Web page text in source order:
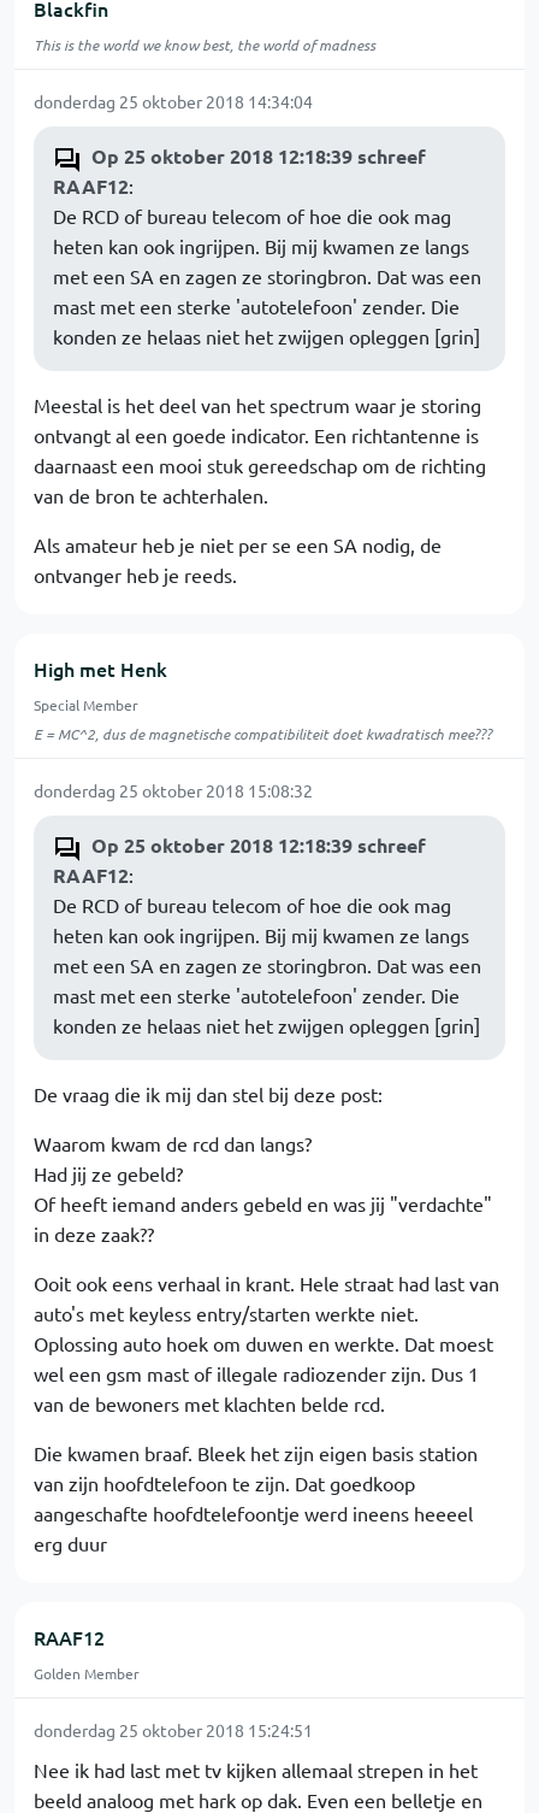
Blackfin
This is the world we know best, the world of madness
donderdag 25 oktober 2018 14:34:04
Op 25 oktober 2018 12:18:39 schreef
RAAF12:
De RCD of bureau telecom of hoe die ook mag
heten kan ook ingrijpen. Bij mij kwamen ze langs
met een SA en zagen ze storingbron. Dat was een
mast met een sterke 'autotelefoon' zender. Die
konden ze helaas niet het zwijgen opleggen [grin]
Meestal is het deel van het spectrum waar je storing
ontvangt al een goede indicator. Een richtantenne is
daarnaast een mooi stuk gereedschap om de richting
van de bron te achterhalen.
Als amateur heb je niet per se een SA nodig, de
ontvanger heb je reeds.
High met Henk
Special Member
E = MC^2, dus de magnetische compatibiliteit doet kwadratisch mee???
donderdag 25 oktober 2018 15:08:32
Op 25 oktober 2018 12:18:39 schreef
RAAF12:
De RCD of bureau telecom of hoe die ook mag
heten kan ook ingrijpen. Bij mij kwamen ze langs
met een SA en zagen ze storingbron. Dat was een
mast met een sterke 'autotelefoon' zender. Die
konden ze helaas niet het zwijgen opleggen [grin]
De vraag die ik mij dan stel bij deze post:
Waarom kwam de rcd dan langs?
Had jij ze gebeld?
Of heeft iemand anders gebeld en was jij "verdachte"
in deze zaak??
Ooit ook eens verhaal in krant. Hele straat had last van
auto's met keyless entry/starten werkte niet.
Oplossing auto hoek om duwen en werkte. Dat moest
wel een gsm mast of illegale radiozender zijn. Dus 1
van de bewoners met klachten belde rcd.
Die kwamen braaf. Bleek het zijn eigen basis station
van zijn hoofdtelefoon te zijn. Dat goedkoop
aangeschafte hoofdtelefoontje werd ineens heeeel
erg duur
RAAF12
Golden Member
donderdag 25 oktober 2018 15:24:51
Nee ik had last met tv kijken allemaal strepen in het
beeld analoog met hark op dak. Even een belletje en